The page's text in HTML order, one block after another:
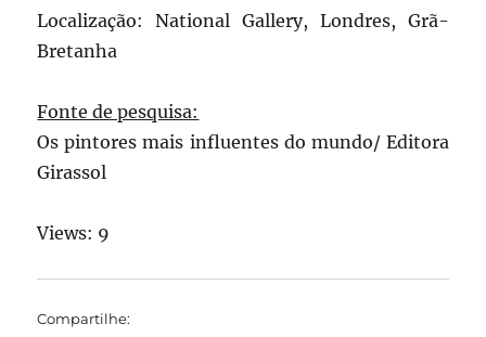
Localização: National Gallery, Londres, Grã-
Bretanha
Fonte de pesquisa:
Os pintores mais influentes do mundo/ Editora
Girassol
Views: 9
Compartilhe: